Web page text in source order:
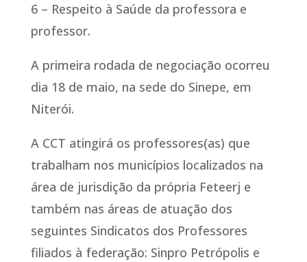
6 – Respeito à Saúde da professora e
professor.
A primeira rodada de negociação ocorreu
dia 18 de maio, na sede do Sinepe, em
Niterói.
A CCT atingirá os professores(as) que
trabalham nos municípios localizados na
área de jurisdição da própria Feteerj e
também nas áreas de atuação dos
seguintes Sindicatos dos Professores
filiados à federação: Sinpro Petrópolis e